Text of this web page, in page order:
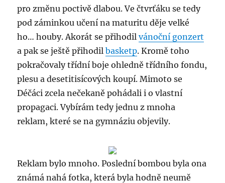
pro změnu poctivě dlabou. Ve čtvrťáku se tedy
pod záminkou učení na maturitu děje velké
ho… houby. Akorát se přihodilvánoční gonzert
a pak se ještě přihodilbasketp. Kromě toho
pokračovaly třídní boje ohledně třídního fondu,
plesu a desetitisícových koupí. Mimoto se
Déčáci zcela nečekaně pohádali i o vlastní
propagaci. Vybírám tedy jednu z mnoha
reklam, které se na gymnáziu objevily.
Reklam bylo mnoho. Poslední bombou byla ona
známá nahá fotka, která byla hodně neumě